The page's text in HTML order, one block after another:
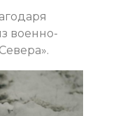
военно-